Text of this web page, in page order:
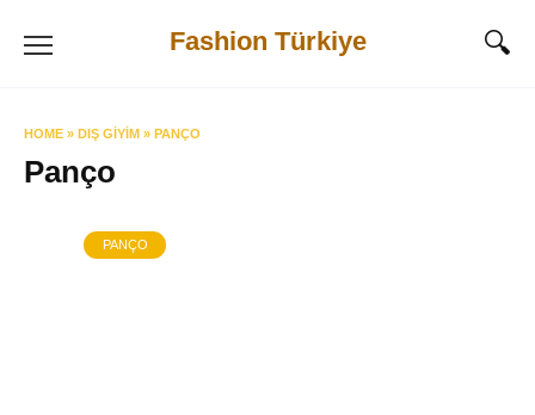
Fashion Türkiye
HOME » DIŞ GIYIM » PANÇO
Panço
PANÇO